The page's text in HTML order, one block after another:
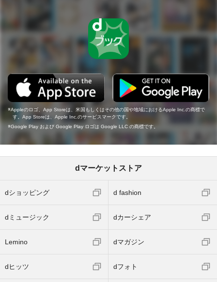
Appleのロゴ、App Storeは、米国もしくはその他の国や地域におけるApple Inc.の商標で
す。App Storeは、Apple Inc.のサービスマークです。
Google Play および Google Play ロゴは Google LLC の商標です。
dマーケットストア
dショッピング d fashion
dミュージック dカーシェア
Lemino dマガジン
dヒッツ dフォト